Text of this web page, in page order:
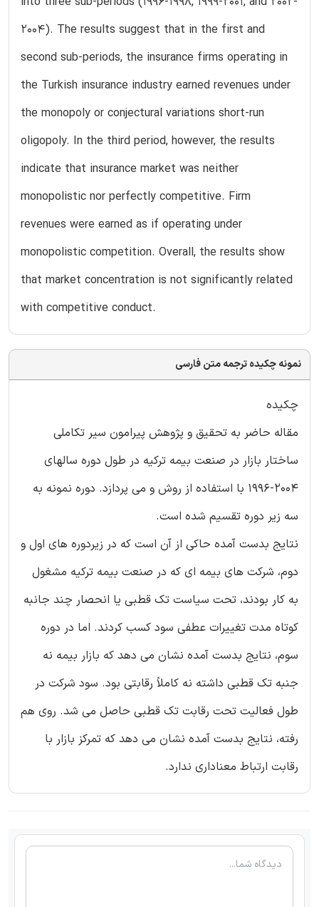
2004). The results suggest that in the first and
second sub-periods, the insurance firms operating in
the Turkish insurance industry earned revenues under
the monopoly or conjectural variations short-run
oligopoly. In the third period, however, the results
indicate that insurance market was neither
monopolistic nor perfectly competitive. Firm
revenues were earned as if operating under
monopolistic competition. Overall, the results show
that market concentration is not significantly related
with competitive conduct.
نمونه چکیده ترجمه متن فارسی
چکیده
مقاله حاضر به تحقیق و پژوهش پیرامون سیر تکاملی
ساختار بازار در صنعت بیمه ترکیه در طول دوره سالهای
2004-1996 با استفاده از روش و می پردازد. دوره نمونه به
سه زیر دوره تقسیم شده است.
نتایج بدست آمده حاکی از آن است که در زیردوره های اول و
دوم، شرکت های بیمه ای که در صنعت بیمه ترکیه مشغول
به کار بودند، تحت سیاست تک قطبی یا انحصار چند جانبه
کوتاه مدت تغییرات عطفی سود کسب کردند. اما در دوره
سوم، نتایج بدست آمده نشان می دهد که بازار بیمه نه
جنبه تک قطبی داشته نه کاملاً رقابتی بود. سود شرکت در
طول فعالیت تحت رقابت تک قطبی حاصل می شد. روی هم
رفته، نتایج بدست آمده نشان می دهد که تمرکز بازار با
رقابت ارتباط معناداری ندارد.